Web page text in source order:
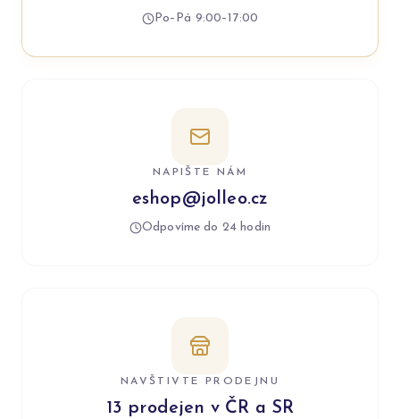
Po–Pá 9:00–17:00
NAPIŠTE NÁM
eshop@jolleo.cz
Odpovíme do 24 hodin
NAVŠTIVTE PRODEJNU
13 prodejen v ČR a SR